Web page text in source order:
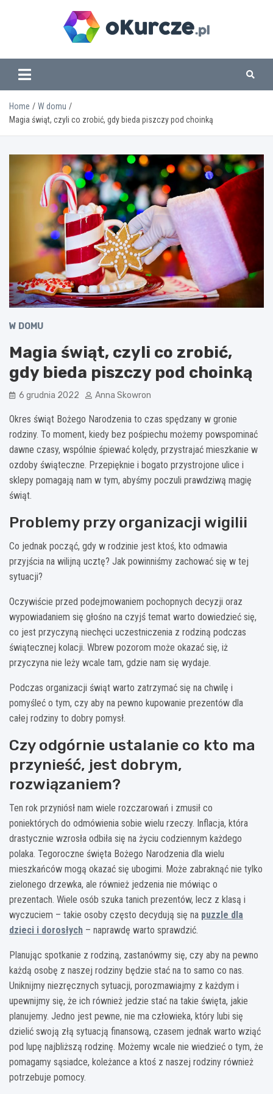
www.okurcze.pl
Home
W domu
Magia świąt, czyli co zrobić, gdy bieda piszczy pod choinką
W DOMU
Magia świąt, czyli co zrobić,
gdy bieda piszczy pod choinką
6 grudnia 2022 Anna Skowron
Okres świąt Bożego Narodzenia to czas spędzany w gronie
rodziny. To moment, kiedy bez pośpiechu możemy powspominać
dawne czasy, wspólnie śpiewać kolędy, przystrajać mieszkanie w
ozdoby świąteczne. Przepięknie i bogato przystrojone ulice i
sklepy pomagają nam w tym, abyśmy poczuli prawdziwą magię
świąt.
Problemy przy organizacji wigilii
Co jednak począć, gdy w rodzinie jest ktoś, kto odmawia
przyjścia na wilijną ucztę? Jak powinniśmy zachować się w tej
sytuacji?
Oczywiście przed podejmowaniem pochopnych decyzji oraz
wypowiadaniem się głośno na czyjś temat warto dowiedzieć się,
co jest przyczyną niechęci uczestniczenia z rodziną podczas
świątecznej kolacji. Wbrew pozorom może okazać się, iż
przyczyna nie leży wcale tam, gdzie nam się wydaje.
Podczas organizacji świąt warto zatrzymać się na chwilę i
pomyśleć o tym, czy aby na pewno kupowanie prezentów dla
całej rodziny to dobry pomysł.
Czy odgórnie ustalanie co kto ma
przynieść, jest dobrym,
rozwiązaniem?
Ten rok przyniósł nam wiele rozczarowań i zmusił co
poniektórych do odmówienia sobie wielu rzeczy. Inflacja, która
drastycznie wzrosła odbiła się na życiu codziennym każdego
polaka. Tegoroczne święta Bożego Narodzenia dla wielu
mieszkańców mogą okazać się ubogimi. Może zabraknąć nie tylko
zielonego drzewka, ale również jedzenia nie mówiąc o
prezentach. Wiele osób szuka tanich prezentów, lecz z klasą i
wyczuciem – takie osoby często decydują się na puzzle dla
dzieci i dorosłych – naprawdę warto sprawdzić.
Planując spotkanie z rodziną, zastanówmy się, czy aby na pewno
każdą osobę z naszej rodziny będzie stać na to samo co nas.
Uniknijmy niezręcznych sytuacji, porozmawiajmy z każdym i
upewnijmy się, że ich również jedzie stać na takie święta, jakie
planujemy. Jedno jest pewne, nie ma człowieka, który lubi się
dzielić swoją złą sytuacją finansową, czasem jednak warto wziąć
pod lupę najbliższą rodzinę. Możemy wcale nie wiedzieć o tym, że
pomagamy sąsiadce, koleżance a ktoś z naszej rodziny również
potrzebuje pomocy.